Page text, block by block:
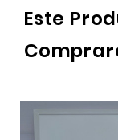
Este